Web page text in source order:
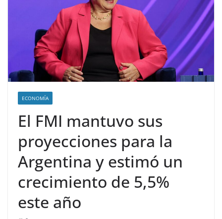
ECONOMÍA
El FMI mantuvo sus
proyecciones para la
Argentina y estimó un
crecimiento de 5,5%
este año